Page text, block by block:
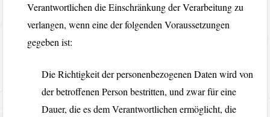
Verantwortlichen die Einschränkung der Verarbeitung zu
verlangen, wenn eine der folgenden Voraussetzungen
gegeben ist:
Die Richtigkeit der personenbezogenen Daten wird von
der betroffenen Person bestritten, und zwar für eine
Dauer, die es dem Verantwortlichen ermöglicht, die